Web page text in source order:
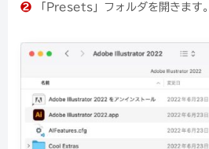
❷ 「Presets」フォルダを開きます。